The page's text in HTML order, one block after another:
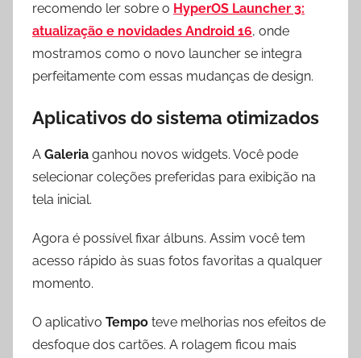
recomendo ler sobre o HyperOS Launcher 3:
atualização e novidades Android 16, onde
mostramos como o novo launcher se integra
perfeitamente com essas mudanças de design.
Aplicativos do sistema otimizados
A Galeria ganhou novos widgets. Você pode
selecionar coleções preferidas para exibição na
tela inicial.
Agora é possível fixar álbuns. Assim você tem
acesso rápido às suas fotos favoritas a qualquer
momento.
O aplicativo Tempo teve melhorias nos efeitos de
desfoque dos cartões. A rolagem ficou mais